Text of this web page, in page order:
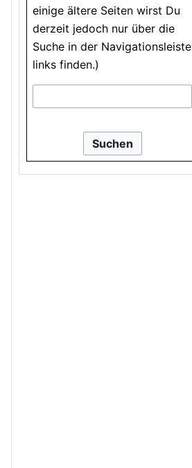
einige ältere Seiten wirst Du
derzeit jedoch nur über die
Suche in der Navigationsleiste
links finden.)